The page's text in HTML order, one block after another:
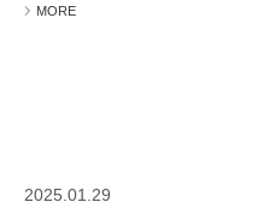
MORE
2025.01.29